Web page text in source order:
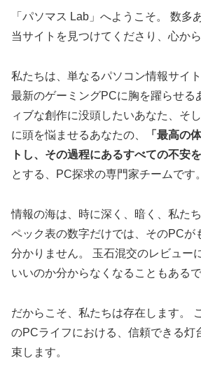
「パソマス Lab」へようこそ。 数多
当サイトを見つけてくださり、心か
私たちは、単なるパソコン情報サイ
最新のゲーミングPCに胸を躍らせる
ィブな創作に没頭したいあなた、そ
に頭を悩ませるあなたの、
「最高の
トし、その過程にあるすべての不安
とする、PC探求の専門家チームです。
情報の海は、時に深く、暗く、私た
ペック表の数字だけでは、そのPCが
分かりません。 玉石混交のレビュー
いいのか分からなくなることもあるで
だからこそ、私たちは存在します。
のPCライフにおける、信頼できる灯
束します。